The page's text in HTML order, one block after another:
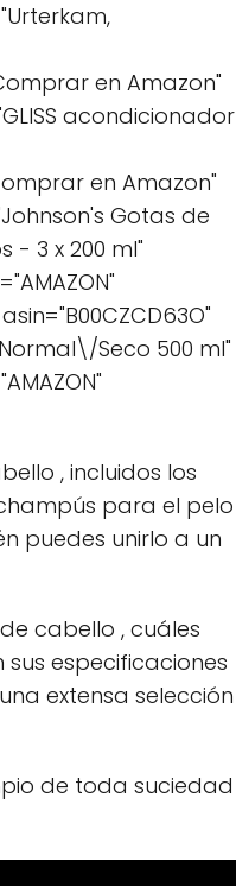
en Amazon"
acondicionador
en Amazon"
Gotas de
- 3 x 200 ml"
Seco 500 ml"
, incluidos los
para el pelo
puedes unirlo a un
cabello , cuáles
especificaciones
extensa selección
de toda suciedad